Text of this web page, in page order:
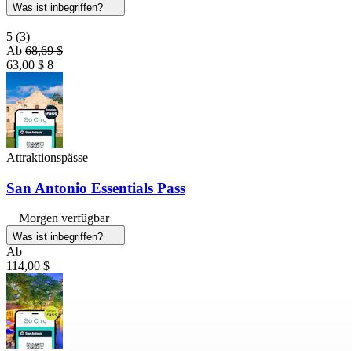
Was ist inbegriffen?
5 (3)
Ab 68,69 $
63,00 $ 8
Attraktionspässe
San Antonio Essentials Pass
Morgen verfügbar
Was ist inbegriffen?
Ab
114,00 $